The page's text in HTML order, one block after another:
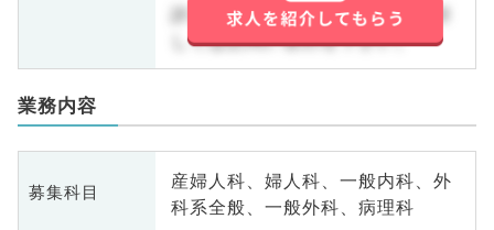
詳しくはお問い合わせ下さい。詳
しくはお問い合わせ下さい。
業務内容
募集科目
産婦人科、婦人科、一般内科、外
科系全般、一般外科、病理科